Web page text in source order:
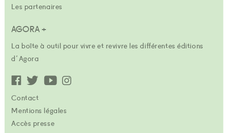
Les partenaires
AGORA +
La boîte à outil pour vivre et revivre les différentes éditions
d'Agora
Contact
Mentions légales
Accès presse